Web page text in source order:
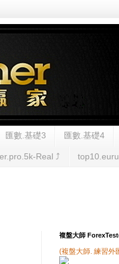
匯數.基礎3 匯數.基礎4
Real ⤴︎
複盤大師
(複盤大師. 練習外